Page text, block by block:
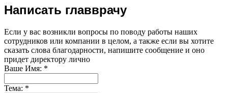
Написать главврачу
Если у вас возникли вопросы по поводу работы наших
сотрудников или компании в целом, а также если вы хотите
сказать слова благодарности, напишите сообщение и оно
придет директору лично
Ваше Имя: *
Тема: *